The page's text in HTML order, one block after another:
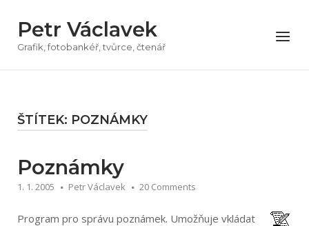
obsah
Petr Václavek
Grafik, fotobankéř, tvůrce, čtenář
Menu
ŠTÍTEK: POZNÁMKY
Poznámky
1. 1. 2005 Petr Václavek 20 Comments
Program pro správu poznámek. Umožňuje vkládat